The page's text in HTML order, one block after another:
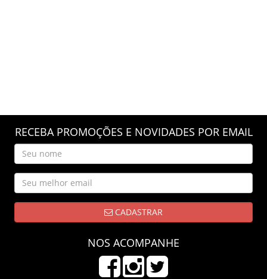
RECEBA PROMOÇÕES E NOVIDADES POR EMAIL
CADASTRAR
NOS ACOMPANHE